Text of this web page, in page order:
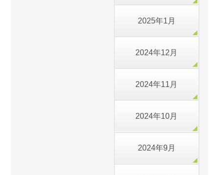
2025年1月
2024年12月
2024年11月
2024年10月
2024年9月